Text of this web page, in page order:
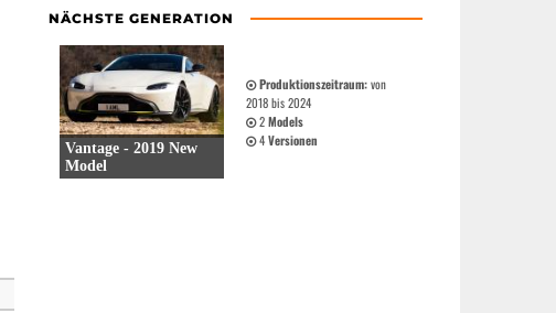
NÄCHSTE GENERATION
Vantage - 2019 New
Model
Produktionszeitraum:von
2018 bis 2024
2Models
4Versionen